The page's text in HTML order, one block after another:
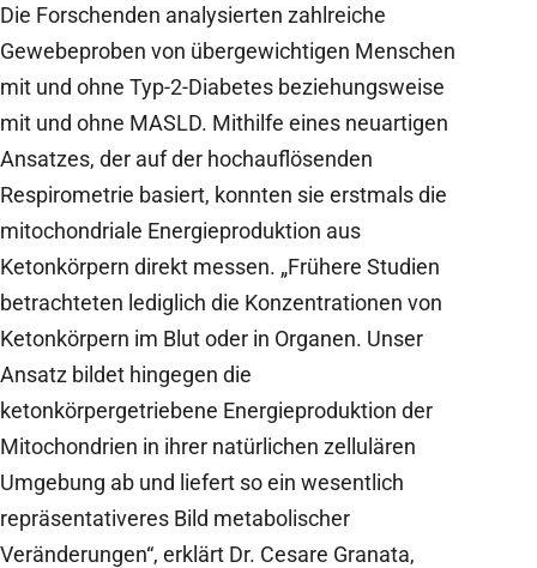
Die Forschenden analysierten zahlreiche
Gewebeproben von übergewichtigen Menschen
mit und ohne Typ-2-Diabetes beziehungsweise
mit und ohne MASLD. Mithilfe eines neuartigen
Ansatzes, der auf der hochauflösenden
Respirometrie basiert, konnten sie erstmals die
mitochondriale Energieproduktion aus
Ketonkörpern direkt messen. „Frühere Studien
betrachteten lediglich die Konzentrationen von
Ketonkörpern im Blut oder in Organen. Unser
Ansatz bildet hingegen die
ketonkörpergetriebene Energieproduktion der
Mitochondrien in ihrer natürlichen zellulären
Umgebung ab und liefert so ein wesentlich
repräsentativeres Bild metabolischer
Veränderungen“, erklärt Dr. Cesare Granata,